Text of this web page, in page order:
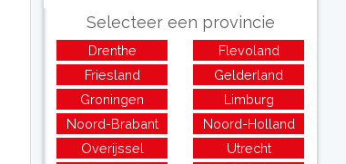
Selecteer een provincie
Drenthe
Flevoland
Friesland
Gelderland
Groningen
Limburg
Noord-Brabant
Noord-Holland
Overijssel
Utrecht